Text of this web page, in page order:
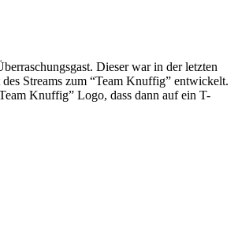
Dieser war in der letzten
Streams zum “Team Knuffig” entwickelt.
Knuffig” Logo, dass dann auf ein T-